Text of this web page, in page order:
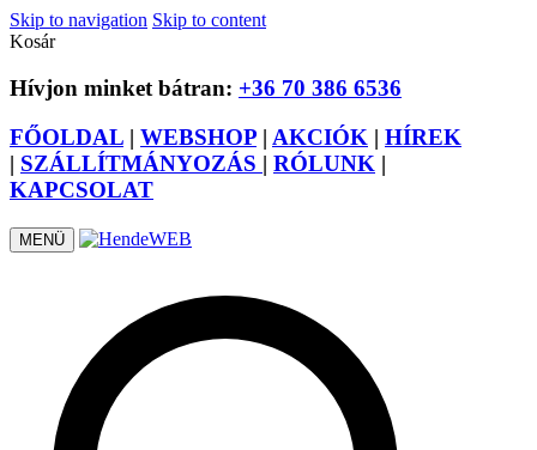
Skip to navigation Skip to content
Kosár
Hívjon minket bátran: +36 70 386 6536
FŐOLDAL | WEBSHOP | AKCIÓK | HÍREK
| SZÁLLÍTMÁNYOZÁS | RÓLUNK |
KAPCSOLAT
MENÜ